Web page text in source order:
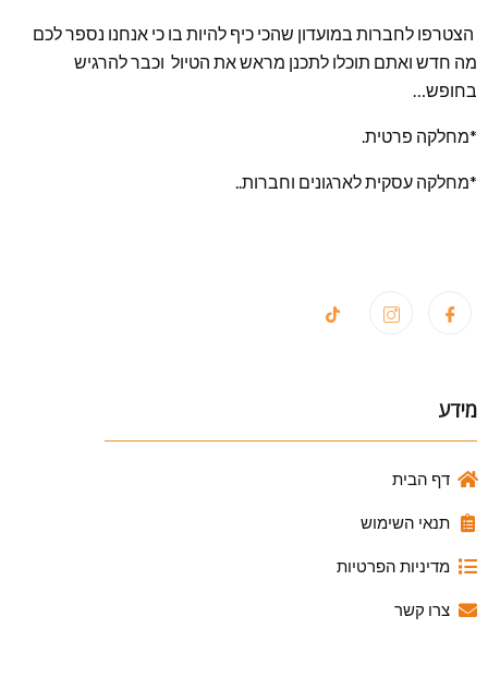
הצטרפו לחברות במועדון שהכי כיף להיות בו כי אנחנו נספר לכם
מה חדש ואתם תוכלו לתכנן מראש את הטיול וכבר להרגיש
בחופש…
*מחלקה פרטית.
*מחלקה עסקית לארגונים וחברות..
מידע
דף הבית
תנאי השימוש
מדיניות הפרטיות
צרו קשר